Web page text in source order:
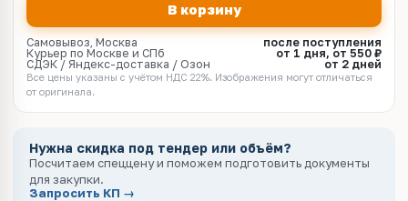
В корзину
Самовывоз, Москва
после поступления
Курьер по Москве и СПб
от 1 дня, от 550 ₽
СДЭК / Яндекс-доставка / Озон
от 2 дней
Все цены указаны с учётом НДС 22%. Изображения могут отличаться
от оригинала.
Нужна скидка под тендер или объём?
Посчитаем спеццену и поможем подготовить документы
для закупки.
Запросить КП →